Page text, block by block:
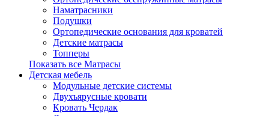
Наматрасники
Подушки
Ортопедические основания для кроватей
Детские матрасы
Топперы
Показать все Матрасы
Детская мебель
Модульные детские системы
Двухъярусные кровати
Кровать Чердак